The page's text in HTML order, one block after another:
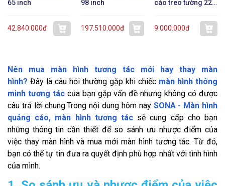
65 inch
42.840.000đ
98 inch
197.510.000đ
cáo treo tường 22
9.000.000đ
Nên mua màn hình tương tác mới hay thay màn
hình? Đây là câu hỏi thường gặp khi chiếc màn hình thông
minh tương táccủa bạn gặp vấn đề nhưng không có được
câu trả lời chung.Trong nội dung hôm nay SONA - Màn hình
quảng cáo, màn hình tương tác sẽ cung cấp cho bạn
những thông tin cần thiết để so sánh ưu nhược điểm của
việc thay màn hình và mua mới màn hình tương tác. Từ đó,
bạn có thể tự tin đưa ra quyết định phù hợp nhất với tình hình
của mình.